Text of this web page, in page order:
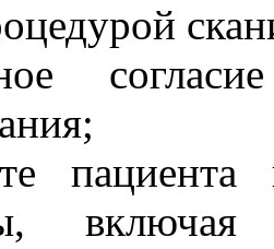
пациента